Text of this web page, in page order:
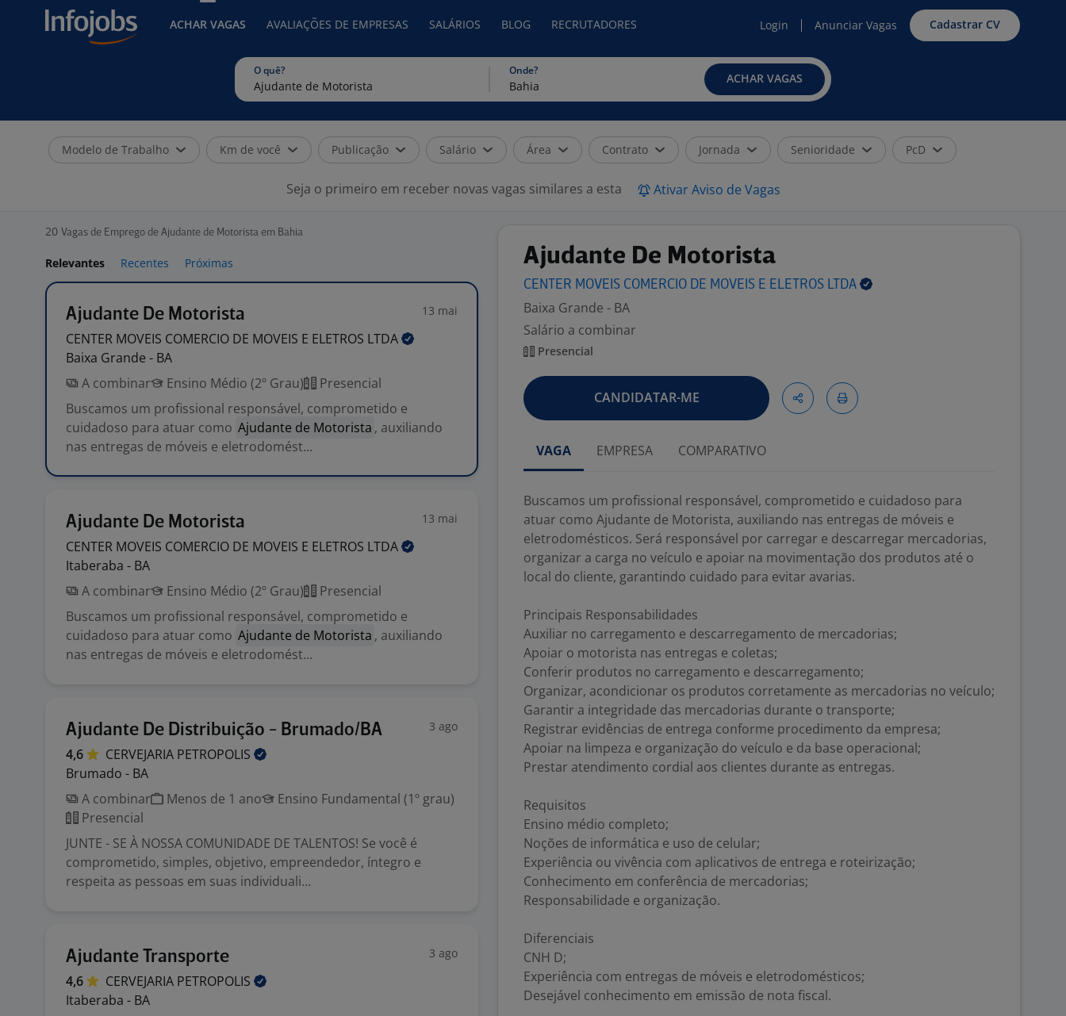
ACHAR VAGAS AVALIAÇÕES DE EMPRESAS SALÁRIOS BLOG RECRUTADORES Login Anunciar Vagas Cadastrar CV
O quê? Onde?
ACHAR VAGAS
Modelo de Trabalho Km de você Publicação Salário Área Contrato Jornada Senioridade PcD
Seja o primeiro em receber novas vagas similares a esta Ativar Aviso de Vagas
20 Vagas de Emprego de Ajudante de Motorista em Bahia
Relevantes Recentes Próximas
Ajudante De Motorista 13 mai
CENTER MOVEIS COMERCIO DE MOVEIS E ELETROS LTDA
Baixa Grande - BA
A combinar
Ensino Médio (2º Grau)
Presencial
Buscamos um profissional responsável, comprometido e
cuidadoso para atuar como Ajudante de Motorista , auxiliando
nas entregas de móveis e eletrodomést...
Ajudante De Motorista 13 mai
CENTER MOVEIS COMERCIO DE MOVEIS E ELETROS LTDA
Itaberaba - BA
A combinar
Ensino Médio (2º Grau)
Presencial
Buscamos um profissional responsável, comprometido e
cuidadoso para atuar como Ajudante de Motorista , auxiliando
nas entregas de móveis e eletrodomést...
Ajudante De Distribuição - Brumado/BA 3 ago
4,6 CERVEJARIA PETROPOLIS
Brumado - BA
A combinar
Menos de 1 ano
Ensino Fundamental (1º grau)
Presencial
JUNTE - SE À NOSSA COMUNIDADE DE TALENTOS! Se você é
comprometido, simples, objetivo, empreendedor, íntegro e
respeita as pessoas em suas individuali...
Ajudante Transporte 3 ago
4,6 CERVEJARIA PETROPOLIS
Itaberaba - BA
Ajudante De Motorista
CENTER MOVEIS COMERCIO DE MOVEIS E ELETROS LTDA
Baixa Grande - BA
Salário a combinar
Presencial
CANDIDATAR-ME
VAGA EMPRESA COMPARATIVO
Buscamos um profissional responsável, comprometido e cuidadoso para
atuar como Ajudante de Motorista, auxiliando nas entregas de móveis e
eletrodomésticos. Será responsável por carregar e descarregar mercadorias,
organizar a carga no veículo e apoiar na movimentação dos produtos até o
local do cliente, garantindo cuidado para evitar avarias.
Principais Responsabilidades
Auxiliar no carregamento e descarregamento de mercadorias;
Apoiar o motorista nas entregas e coletas;
Conferir produtos no carregamento e descarregamento;
Organizar, acondicionar os produtos corretamente as mercadorias no veículo;
Garantir a integridade das mercadorias durante o transporte;
Registrar evidências de entrega conforme procedimento da empresa;
Apoiar na limpeza e organização do veículo e da base operacional;
Prestar atendimento cordial aos clientes durante as entregas.
Requisitos
Ensino médio completo;
Noções de informática e uso de celular;
Experiência ou vivência com aplicativos de entrega e roteirização;
Conhecimento em conferência de mercadorias;
Responsabilidade e organização.
Diferenciais
CNH D;
Experiência com entregas de móveis e eletrodomésticos;
Desejável conhecimento em emissão de nota fiscal.